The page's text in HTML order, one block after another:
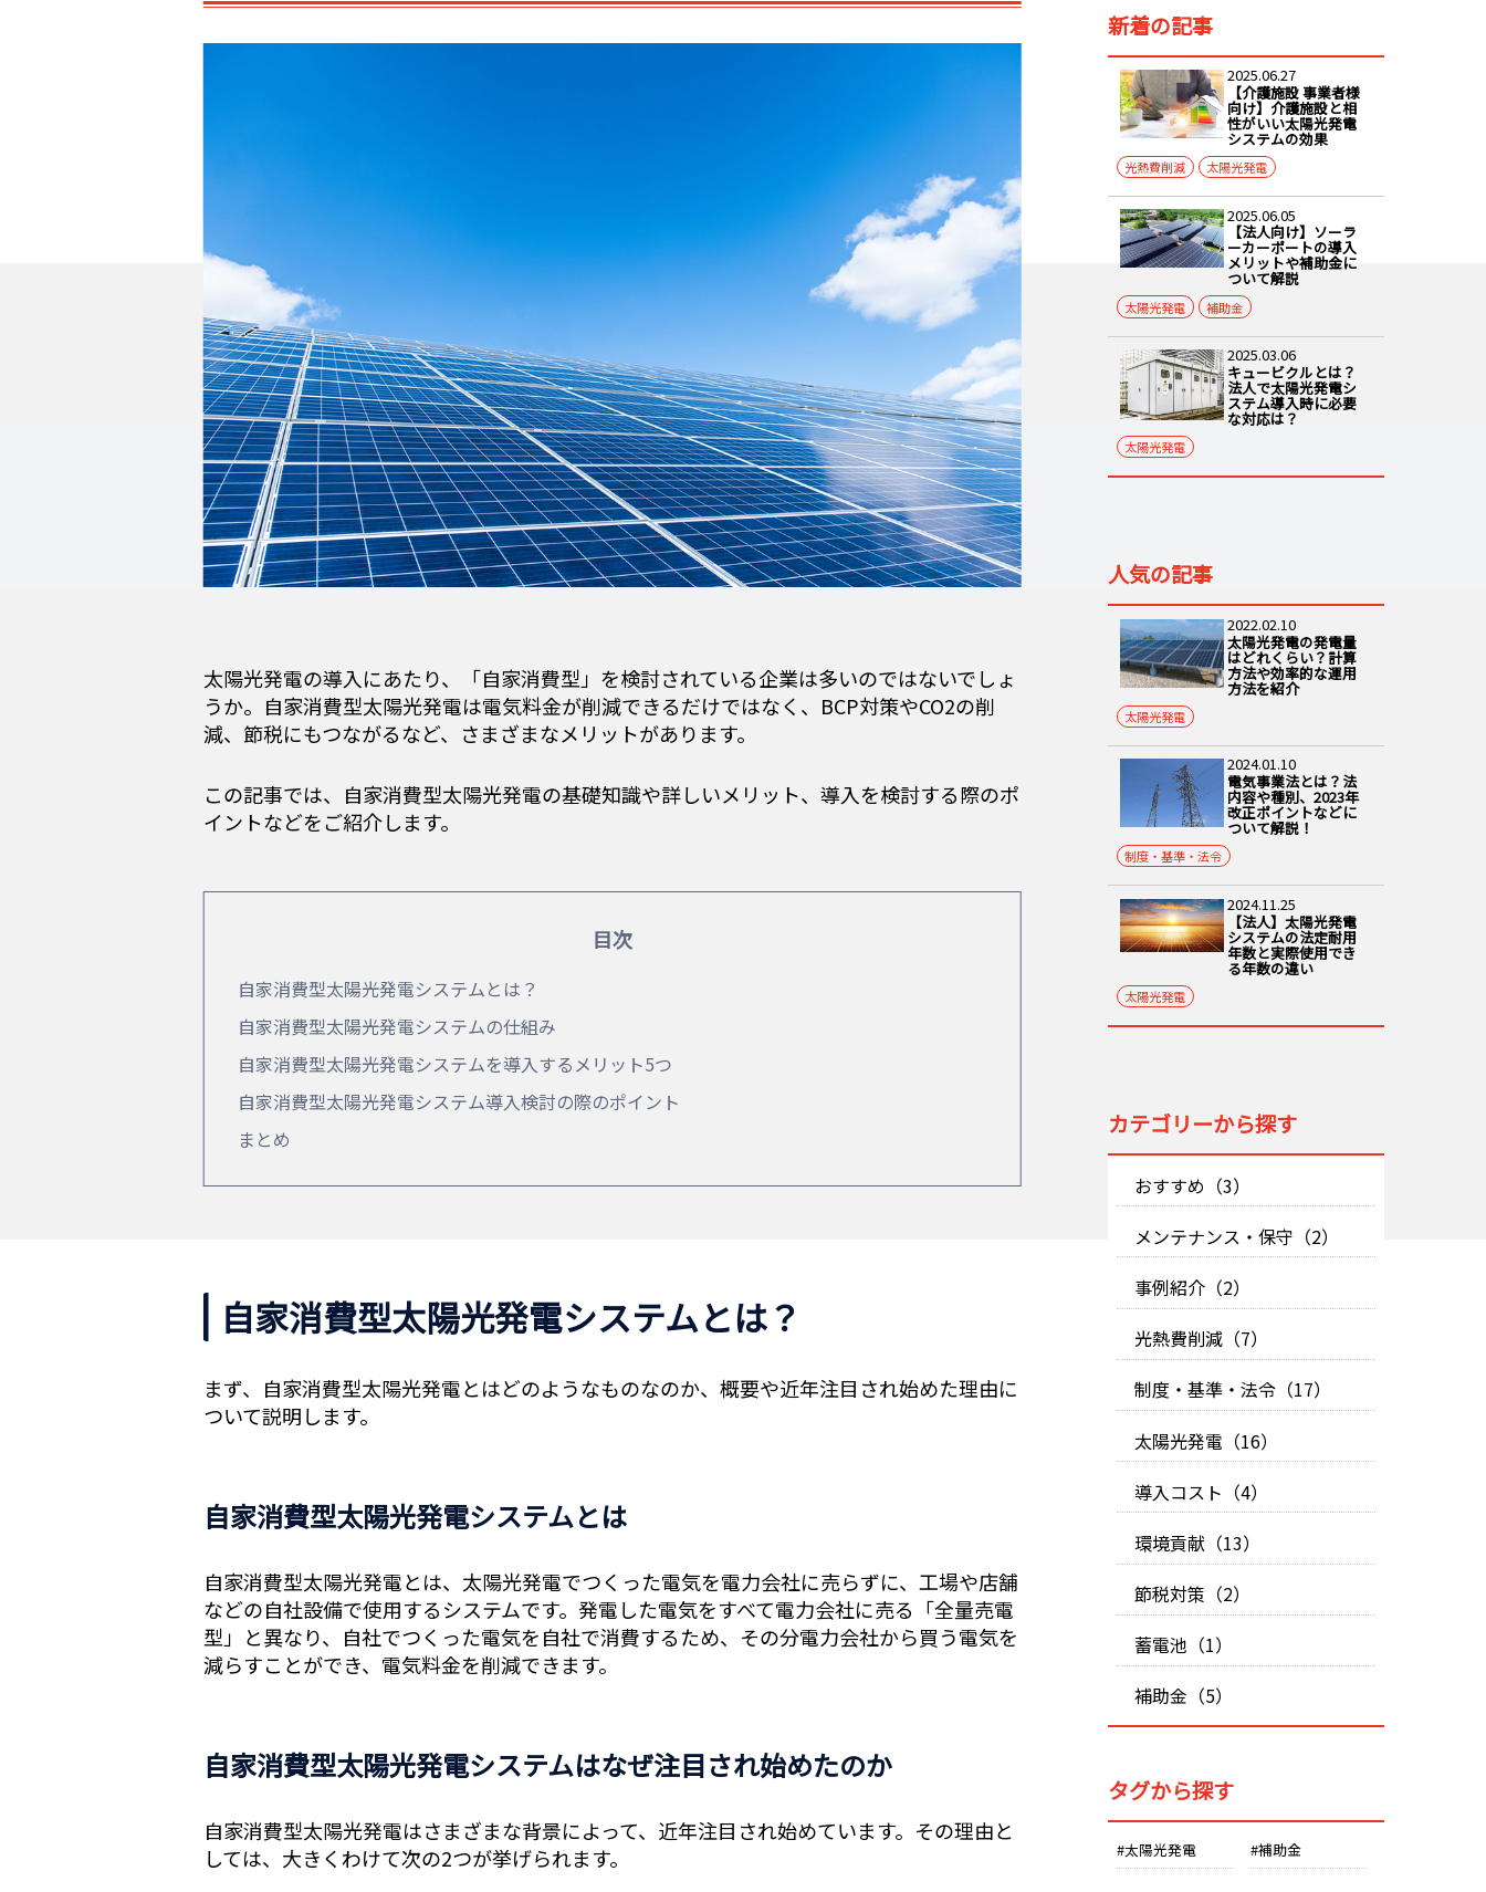
太陽光発電の導入にあたり、「自家消費型」を検討されている企業は多いのではないでしょ
うか。自家消費型太陽光発電は電気料金が削減できるだけではなく、BCP対策やCO2の削
減、節税にもつながるなど、さまざまなメリットがあります。
この記事では、自家消費型太陽光発電の基礎知識や詳しいメリット、導入を検討する際のポ
イントなどをご紹介します。
目次
自家消費型太陽光発電システムとは？
自家消費型太陽光発電システムの仕組み
自家消費型太陽光発電システムを導入するメリット5つ
自家消費型太陽光発電システム導入検討の際のポイント
まとめ
自家消費型太陽光発電システムとは？
まず、自家消費型太陽光発電とはどのようなものなのか、概要や近年注目され始めた理由に
ついて説明します。
自家消費型太陽光発電システムとは
自家消費型太陽光発電とは、太陽光発電でつくった電気を電力会社に売らずに、工場や店舗
などの自社設備で使用するシステムです。発電した電気をすべて電力会社に売る「全量売電
型」と異なり、自社でつくった電気を自社で消費するため、その分電力会社から買う電気を
減らすことができ、電気料金を削減できます。
自家消費型太陽光発電システムはなぜ注目され始めたのか
自家消費型太陽光発電はさまざまな背景によって、近年注目され始めています。その理由と
しては、大きくわけて次の2つが挙げられます。
新着の記事
2025.06.27
【介護施設 事業者様
向け】介護施設と相
性がいい太陽光発電
システムの効果
光熱費削減 太陽光発電
2025.06.05
【法人向け】ソーラ
ーカーポートの導入
メリットや補助金に
ついて解説
太陽光発電 補助金
2025.03.06
キュービクルとは？
法人で太陽光発電シ
ステム導入時に必要
な対応は？
太陽光発電
人気の記事
2022.02.10
太陽光発電の発電量
はどれくらい？計算
方法や効率的な運用
方法を紹介
太陽光発電
2024.01.10
電気事業法とは？法
内容や種別、2023年
改正ポイントなどに
ついて解説！
制度・基準・法令
2024.11.25
【法人】太陽光発電
システムの法定耐用
年数と実際使用でき
る年数の違い
太陽光発電
カテゴリーから探す
おすすめ（3）
メンテナンス・保守（2）
事例紹介（2）
光熱費削減（7）
制度・基準・法令（17）
太陽光発電（16）
導入コスト（4）
環境貢献（13）
節税対策（2）
蓄電池（1）
補助金（5）
タグから探す
#太陽光発電 #補助金